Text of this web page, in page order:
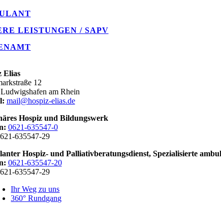
LEISTUNGEN / SAPV
Elias
12
am Rhein
mail@hospiz-elias.de
Hospiz und Bildungswerk
0621-635547-0
635547-29
Hospiz- und Palliativberatungsdienst, Spezialisierte
0621-635547-20
635547-29
Ihr Weg zu uns
360° Rundgang